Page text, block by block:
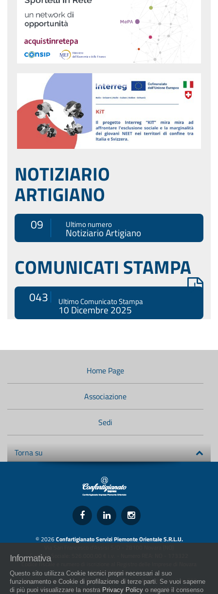
NOTIZIARIO
ARTIGIANO
09 Ultimo numero
Notiziario Artigiano
COMUNICATI STAMPA
043 Ultimo Comunicato Stampa
10 Dicembre 2025
Home Page
Associazione
Sedi
Torna su
© 2026Confartigianato Servizi Piemonte Orientale S.R.L.U.
Capitale Sociale: 526.000,00 € i.v. - Numero REA: NO - 173322
Codice fiscale e numero di iscrizione al Registro delle Imprese di Novara
01436930034
artigiani.it è registrato nel Registro della Stampa Periodica con il nr. 562
con Decreto del Presidente del Tribunale di Novara del 07/03/13
Informativa
Questo sito utilizza Cookie tecnici propri necessari al suo
funzionamento e Cookie di profilazione di terze parti. Se vuoi saperne
di più puoi visualizzare la nostra Privacy Policy o negare il consenso